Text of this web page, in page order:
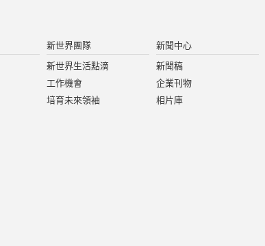
新世界團隊
新世界生活點滴
工作機會
培育未來領袖
新聞中心
新聞稿
企業刊物
相片庫